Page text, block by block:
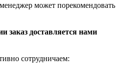
может порекомендовать
заказ доставляется нами
сотрудничаем: